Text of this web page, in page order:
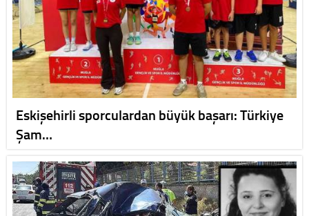
Eskişehirli sporculardan büyük başarı: Türkiye
Şam…